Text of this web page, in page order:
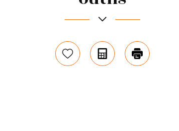
Sélectionner
Calculatrice
Imprimer